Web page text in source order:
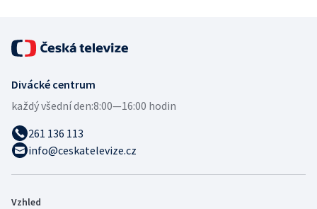
Divácké centrum
každý všední den:8:00—16:00 hodin
261 136 113
info@ceskatelevize.cz
Vzhled